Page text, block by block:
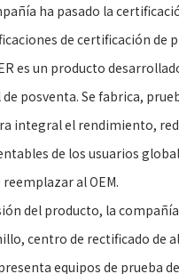
ha pasado la
de certificación de
es un producto
posventa. Se fabrica,
integral el rendimiento,
de los usuarios
al OEM.
del producto, la
centro de rectificado de
equipos de prueba